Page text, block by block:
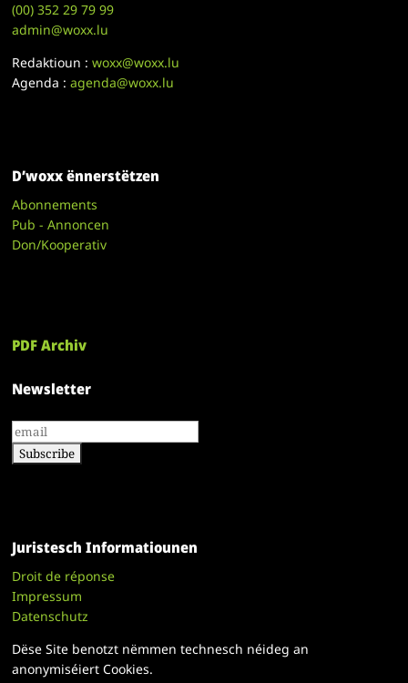
(00)352 29 79 99
admin@woxx.lu
Redaktioun :woxx@woxx.lu
Agenda :agenda@woxx.lu
D’woxx ënnerstëtzen
Abonnements
Pub - Annoncen
Don/Kooperativ
PDF Archiv
Newsletter
Juristesch Informatiounen
Droit de réponse
Impressum
Datenschutz
Dëse Site benotzt nëmmen technesch néideg an
anonymiséiert Cookies.